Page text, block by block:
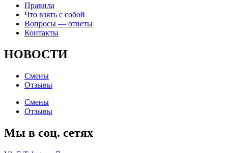
Правила
Что взять с собой
Вопросы — ответы
Контакты
НОВОСТИ
Смены
Отзывы
Смены
Отзывы
Мы в соц. сетях